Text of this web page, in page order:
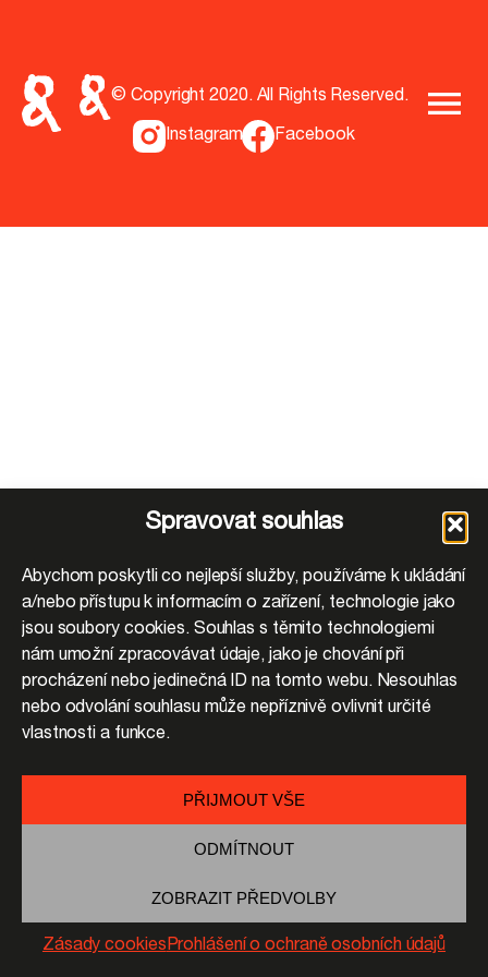
Spravovat souhlas
Abychom poskytli co nejlepší služby, používáme k ukládání
a/nebo přístupu k informacím o zařízení, technologie jako
jsou soubory cookies. Souhlas s těmito technologiemi
nám umožní zpracovávat údaje, jako je chování při
procházení nebo jedinečná ID na tomto webu. Nesouhlas
nebo odvolání souhlasu může nepříznivě ovlivnit určité
vlastnosti a funkce.
PŘIJMOUT VŠE
ODMÍTNOUT
ZOBRAZIT PŘEDVOLBY
Zásady cookiesProhlášení o ochraně osobních údajů
© Copyright 2020. All Rights Reserved.
Instagram Facebook